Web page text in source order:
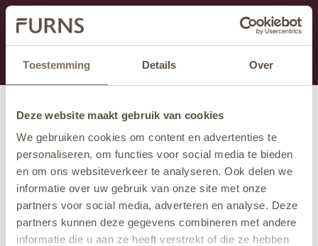
Toestemming Details Over
Deze website maakt gebruik van cookies
We gebruiken cookies om content en advertenties te
personaliseren, om functies voor social media te bieden
en om ons websiteverkeer te analyseren. Ook delen we
informatie over uw gebruik van onze site met onze
partners voor social media, adverteren en analyse. Deze
partners kunnen deze gegevens combineren met andere
informatie die u aan ze heeft verstrekt of die ze hebben
Dit onderdeel is momenteel in onderhoud.
Als je informatie mist kun je ons bellen +31 413 274
168 of mailen
info@furns.com